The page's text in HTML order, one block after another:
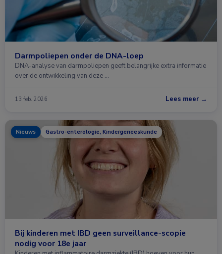
Darmpoliepen onder de DNA-loep
DNA-analyse van darmpoliepen geeft belangrijke extra informatie
over de ontwikkeling van deze …
13 feb. 2026 Lees meer →
Nieuws Gastro-enterologie, Kindergeneeskunde
Bij kinderen met IBD geen surveillance-scopie
nodig voor 18e jaar